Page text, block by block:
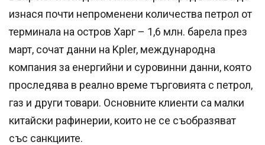
изнася почти непроменени количества петрол от
терминала на остров Харг – 1,6 млн. барела през
март, сочат данни на Kpler, международна
компания за енергийни и суровинни данни, която
проследява в реално време търговията с петрол,
газ и други товари. Основните клиенти са малки
китайски рафинерии, които не се съобразяват
със санкциите.